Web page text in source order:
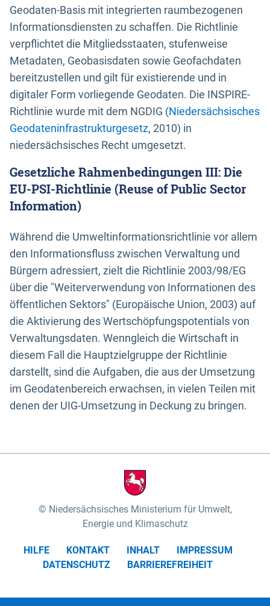
Geodaten-Basis mit integrierten raumbezogenen
Informationsdiensten zu schaffen. Die Richtlinie
verpflichtet die Mitgliedsstaaten, stufenweise
Metadaten, Geobasisdaten sowie Geofachdaten
bereitzustellen und gilt für existierende und in
digitaler Form vorliegende Geodaten. Die INSPIRE-
Richtlinie wurde mit dem NGDIG (Niedersächsisches
Geodateninfrastrukturgesetz, 2010) in
niedersächsisches Recht umgesetzt.
Gesetzliche Rahmenbedingungen III: Die
EU-PSI-Richtlinie (Reuse of Public Sector
Information)
Während die Umweltinformationsrichtlinie vor allem
den Informationsfluss zwischen Verwaltung und
Bürgern adressiert, zielt die Richtlinie 2003/98/EG
über die "Weiterverwendung von Informationen des
öffentlichen Sektors" (Europäische Union, 2003) auf
die Aktivierung des Wertschöpfungspotentials von
Verwaltungsdaten. Wenngleich die Wirtschaft in
diesem Fall die Hauptzielgruppe der Richtlinie
darstellt, sind die Aufgaben, die aus der Umsetzung
im Geodatenbereich erwachsen, in vielen Teilen mit
denen der UIG-Umsetzung in Deckung zu bringen.
Niedersächsisches Ministerium für Umwelt,
Energie und Klimaschutz
HILFE KONTAKT INHALT
IMPRESSUM
DATENSCHUTZ
BARRIEREFREIHEIT